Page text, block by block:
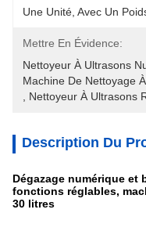
Une Unité, Avec Un
Mettre En Évidence:
Nettoyeur À Ultrasons
Machine De Nettoyage
Nettoyeur À Ultrasons
Description Du
Dégazage numérique et
fonctions réglables,
30 litres